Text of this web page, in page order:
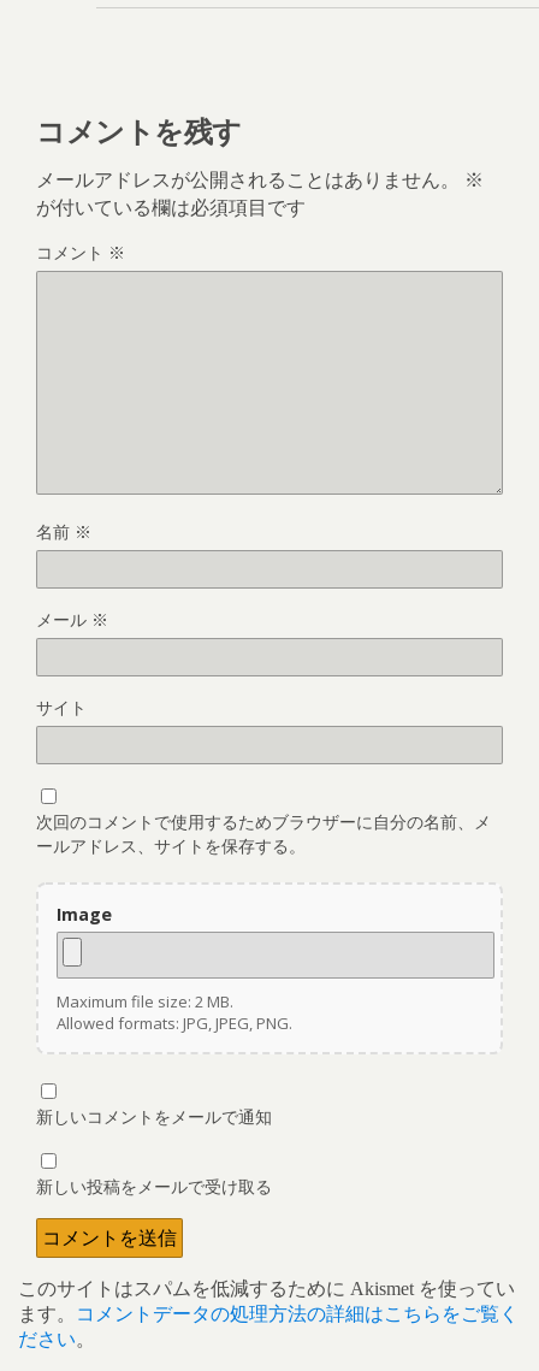
コメントを残す
メールアドレスが公開されることはありません。
※
が付いている欄は必須項目です
コメント ※
名前 ※
メール ※
サイト
次回のコメントで使用するためブラウザーに自分の名前、メ
ールアドレス、サイトを保存する。
Image
Maximum file size: 2 MB.
Allowed formats: JPG, JPEG, PNG.
新しいコメントをメールで通知
新しい投稿をメールで受け取る
このサイトはスパムを低減するために Akismet を使ってい
ます。
コメントデータの処理方法の詳細はこちらをご覧く
ださい。